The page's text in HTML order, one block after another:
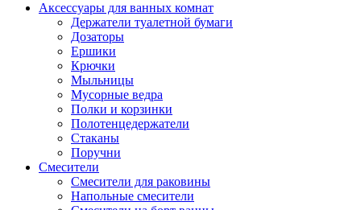
Аксессуары для ванных комнат
Держатели туалетной бумаги
Дозаторы
Ершики
Крючки
Мыльницы
Мусорные ведра
Полки и корзинки
Полотенцедержатели
Стаканы
Поручни
Смесители
Смесители для раковины
Напольные смесители